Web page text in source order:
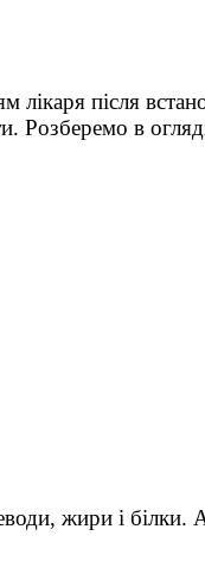
після
Розберемо в
жири і білки.